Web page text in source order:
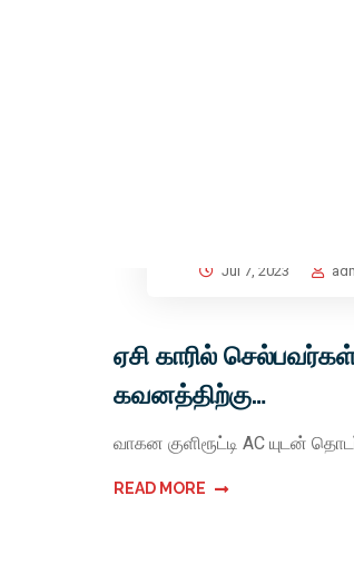
Jul 7, 2023
ஏசி காரில்
கவனத்திற்கு…
வாகன குளிரூட்டி AC யுடன்
READ MORE